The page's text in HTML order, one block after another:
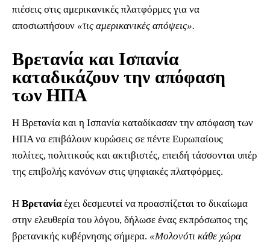
πιέσεις στις αμερικανικές πλατφόρμες για να
αποσιωπήσουν «τις αμερικανικές απόψεις».
Βρετανία και Ισπανία
καταδικάζουν την απόφαση
των ΗΠΑ
Η Βρετανία και η Ισπανία καταδίκασαν την απόφαση των
ΗΠΑ να επιβάλουν κυρώσεις σε πέντε Ευρωπαίους
πολίτες, πολιτικούς και ακτιβιστές, επειδή τάσσονται υπέρ
της επιβολής κανόνων στις ψηφιακές πλατφόρμες.
Η Βρετανίαέχει δεσμευτεί να προασπίζεται το δικαίωμα
στην ελευθερία του λόγου, δήλωσε ένας εκπρόσωπος της
βρετανικής κυβέρνησης σήμερα. «Μολονότι κάθε χώρα